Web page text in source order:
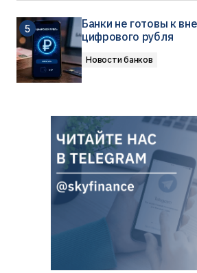
Банки не готовы к
цифрового рубля
Новости банков